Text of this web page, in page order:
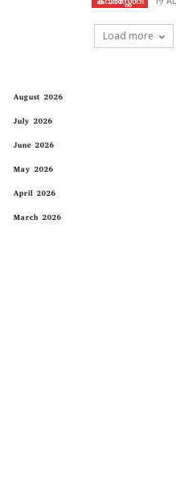
Load more
August 2026
July 2026
June 2026
May 2026
April 2026
March 2026